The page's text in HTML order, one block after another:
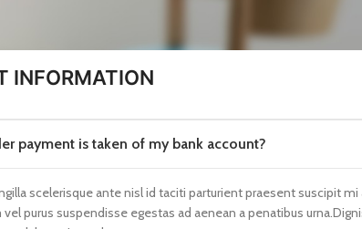
INFORMATION
payment is taken of my bank account?
scelerisque ante nisl id taciti parturient praesent suscipit mi
purus suspendisse egestas ad aenean a penatibus